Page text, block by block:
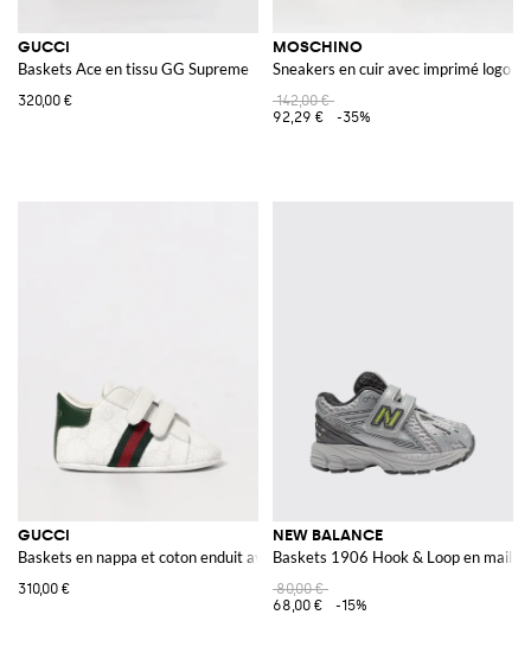
GUCCI
Baskets Ace en tissu GG Supreme
320,00 €
MOSCHINO
Sneakers en cuir avec imprimé logo
142,00 €
92,29 €
-35%
GUCCI
Baskets en nappa et coton enduit avec monogramme GG imprimé
310,00 €
NEW BALANCE
Baskets 1906 Hook & Loop en maille
80,00 €
68,00 €
-15%